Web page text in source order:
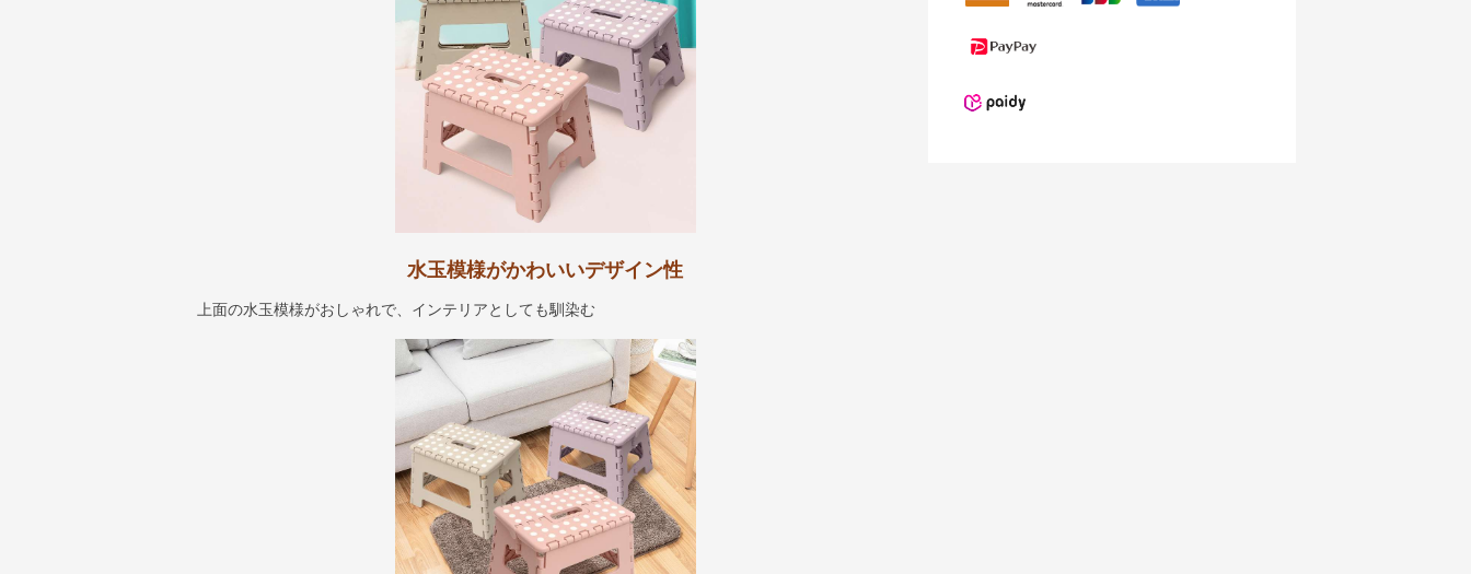
水玉模様がかわいいデザイン性
上面の水玉模様がおしゃれで、インテリアとしても馴染む